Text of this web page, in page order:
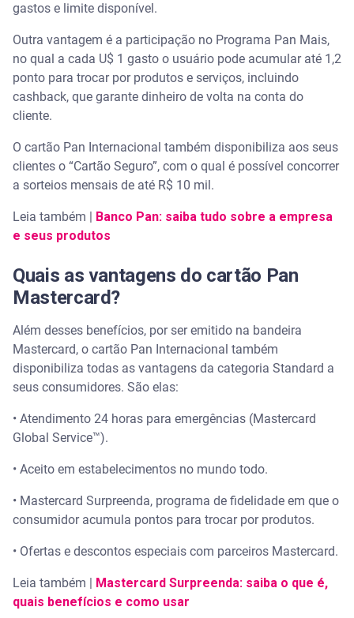
gastos e limite disponível.
Outra vantagem é a participação no Programa Pan Mais,
no qual a cada U$ 1 gasto o usuário pode acumular até 1,2
ponto para trocar por produtos e serviços, incluindo
cashback, que garante dinheiro de volta na conta do
cliente.
O cartão Pan Internacional também disponibiliza aos seus
clientes o “Cartão Seguro”, com o qual é possível concorrer
a sorteios mensais de até R$ 10 mil.
Leia também |
Banco Pan: saiba tudo sobre a empresa
e seus produtos
Quais as vantagens do cartão Pan
Mastercard?
Além desses benefícios, por ser emitido na bandeira
Mastercard, o cartão Pan Internacional também
disponibiliza todas as vantagens da categoria Standard a
seus consumidores. São elas:
• Atendimento 24 horas para emergências (Mastercard
Global Service™).
• Aceito em estabelecimentos no mundo todo.
• Mastercard Surpreenda, programa de fidelidade em que o
consumidor acumula pontos para trocar por produtos.
• Ofertas e descontos especiais com parceiros Mastercard.
Leia também |
Mastercard Surpreenda: saiba o que é,
quais benefícios e como usar